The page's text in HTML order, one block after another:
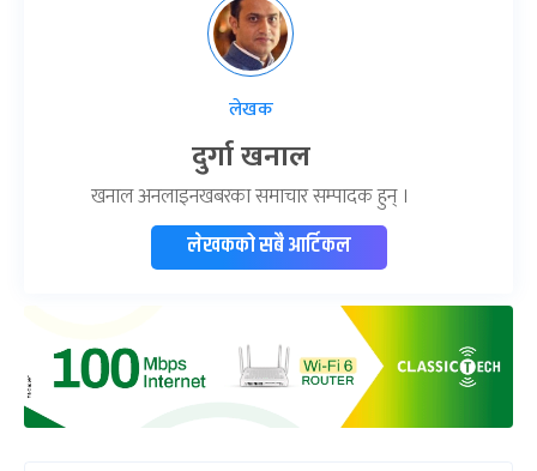
लेखक
दुर्गा खनाल
खनाल अनलाइनखबरका समाचार सम्पादक हुन् ।
लेखकको सबै आर्टिकल